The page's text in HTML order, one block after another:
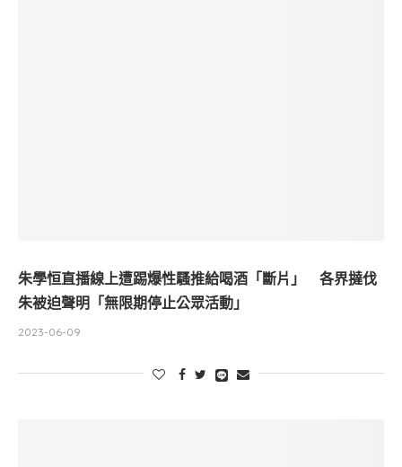
朱學恒直播線上遭踢爆性騷推給喝酒「斷片」 各界撻伐
朱被迫聲明「無限期停止公眾活動」
2023-06-09